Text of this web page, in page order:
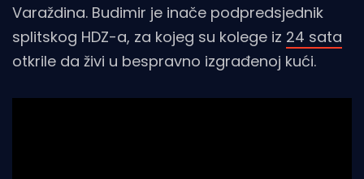
Varaždina. Budimir je inače podpredsjednik
splitskog HDZ-a, za kojeg su kolege iz 24 sata
otkrile da živi u bespravno izgrađenoj kući.